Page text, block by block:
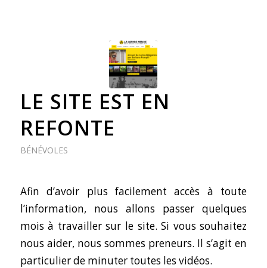
LE SITE EST EN
REFONTE
BÉNÉVOLES
Afin d’avoir plus facilement accès à toute
l’information, nous allons passer quelques
mois à travailler sur le site. Si vous souhaitez
nous aider, nous sommes preneurs. Il s’agit en
particulier de minuter toutes les vidéos.